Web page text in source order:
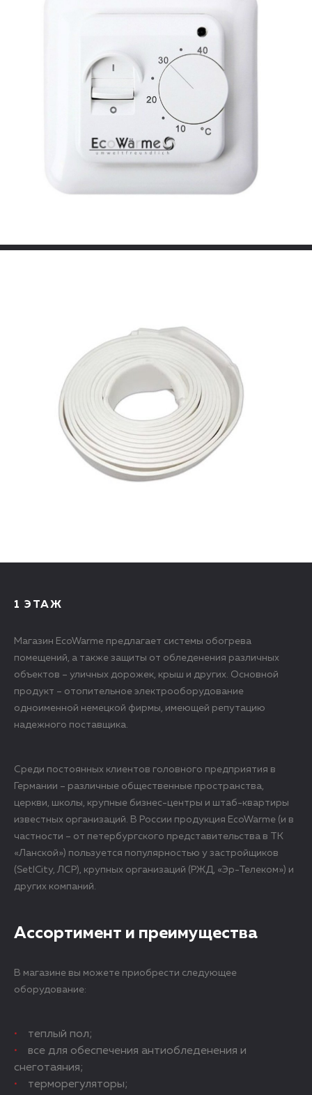
1 ЭТАЖ
Магазин EcoWarme предлагает системы обогрева
помещений, а также защиты от обледенения различных
объектов – уличных дорожек, крыш и других. Основной
продукт – отопительное электрооборудование
одноименной немецкой фирмы, имеющей репутацию
надежного поставщика.
Среди постоянных клиентов головного предприятия в
Германии – различные общественные пространства,
церкви, школы, крупные бизнес-центры и штаб-квартиры
известных организаций. В России продукция EcoWarme (и в
частности – от петербургского представительства в ТК
«Ланской») пользуется популярностью у застройщиков
(SetlCity, ЛСР), крупных организаций (РЖД, «Эр-Телеком») и
других компаний.
Ассортимент и преимущества
В магазине вы можете приобрести следующее
оборудование:
теплый пол;
все для обеспечения антиобледенения и
снеготаяния;
терморегуляторы;